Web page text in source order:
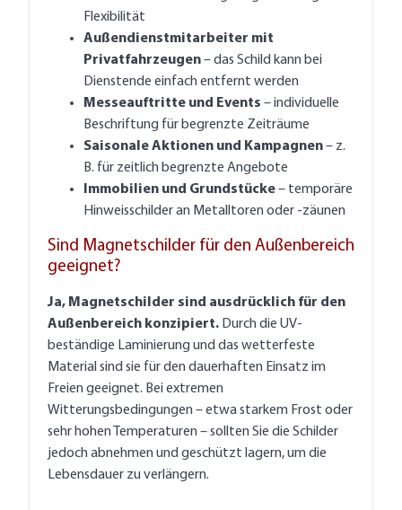
Flexibilität
Außendienstmitarbeiter mit
Privatfahrzeugen– das Schild kann bei
Dienstende einfach entfernt werden
Messeauftritte und Events – individuelle
Beschriftung für begrenzte Zeiträume
Saisonale Aktionen und Kampagnen– z.
B. für zeitlich begrenzte Angebote
Immobilien und Grundstücke– temporäre
Hinweisschilder an Metalltoren oder -zäunen
Sind Magnetschilder für den Außenbereich
geeignet?
Ja, Magnetschilder sind ausdrücklich für den
Außenbereich konzipiert. Durch die UV-
beständige Laminierung und das wetterfeste
Material sind sie für den dauerhaften Einsatz im
Freien geeignet. Bei extremen
Witterungsbedingungen – etwa starkem Frost oder
sehr hohen Temperaturen – sollten Sie die Schilder
jedoch abnehmen und geschützt lagern, um die
Lebensdauer zu verlängern.